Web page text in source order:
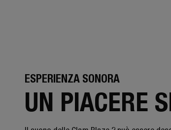
ESPERIENZA SONORA
UN PIACERE